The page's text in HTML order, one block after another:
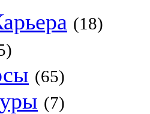
(18)
(65)
(7)